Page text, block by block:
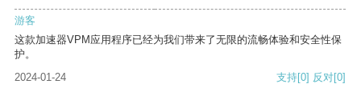
游客
这款加速器VPM应用程序已经为我们带来了无限的流畅体验和安全性保
护。
2024-01-24
支持[0] 反对[0]